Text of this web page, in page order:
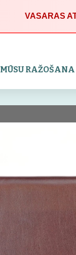
VASARAS
MŪSU RAŽOŠANA